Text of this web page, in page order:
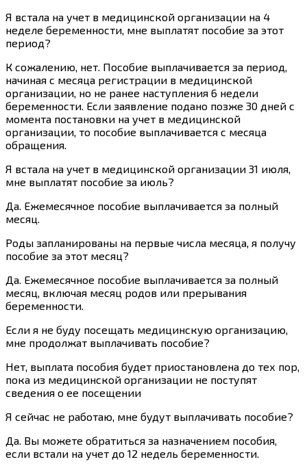
Я встала на учет в медицинской организации на 4
неделе беременности, мне выплатят пособие за этот
период?
К сожалению, нет. Пособие выплачивается за период,
начиная с месяца регистрации в медицинской
организации, но не ранее наступления 6 недели
беременности. Если заявление подано позже 30 дней с
момента постановки на учет в медицинской
организации, то пособие выплачивается с месяца
обращения.
Я встала на учет в медицинской организации 31 июля,
мне выплатят пособие за июль?
Да. Ежемесячное пособие выплачивается за полный
месяц.
Роды запланированы на первые числа месяца, я получу
пособие за этот месяц?
Да. Ежемесячное пособие выплачивается за полный
месяц, включая месяц родов или прерывания
беременности.
Если я не буду посещать медицинскую организацию,
мне продолжат выплачивать пособие?
Нет, выплата пособия будет приостановлена до тех пор,
пока из медицинской организации не поступят
сведения о ее посещении
Я сейчас не работаю, мне будут выплачивать пособие?
Да. Вы можете обратиться за назначением пособия,
если встали на учет до 12 недель беременности.